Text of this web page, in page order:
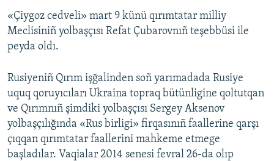
«Çiygoz cedveli» mart 9 künü qırımtatar milliy
Meclisiniñ yolbaşçısı Refat Çubarovnıñ teşebbüsi ile
peyda oldı.
Rusiyeniñ Qırım işğalinden soñ yarımadada Rusiye
uquq qoruyıcıları Ukraina topraq bütünligine qoltutqan
ve Qırımnıñ şimdiki yolbaşçısı Sergey Aksenov
yolbaşçılığında «Rus birligi» firqasınıñ faallerine qarşı
çıqqan qırımtatar faallerini mahkeme etmege
başladılar. Vaqialar 2014 senesi fevral 26-da olıp